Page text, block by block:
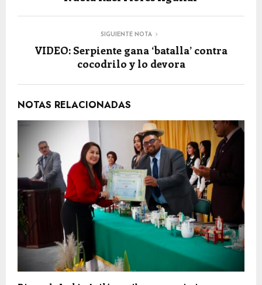
SIGUIENTE NOTA
VIDEO: Serpiente gana ‘batalla’ contra
cocodrilo y lo devora
NOTAS RELACIONADAS